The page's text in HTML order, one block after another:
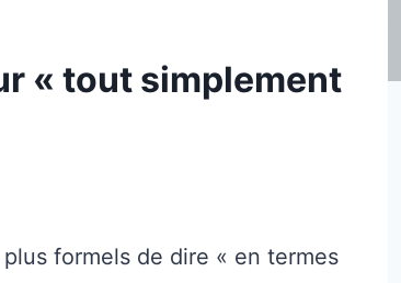
« tout simplement
formels de dire « en termes